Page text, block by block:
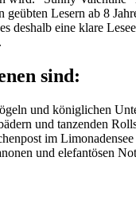
geübten Lesern ab 8
deshalb eine klare
sind:
und königlichen
und tanzenden
im Limonadensee
und elefantösen